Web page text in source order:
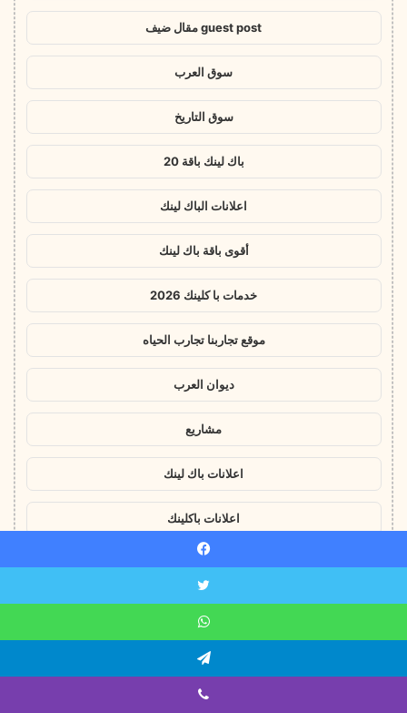
guest post مقال ضيف
سوق العرب
سوق التاريخ
باك لينك باقة 20
اعلانات الباك لينك
أقوى باقة باك لينك
خدمات با كلينك 2026
موقع تجاربنا تجارب الحياه
ديوان العرب
مشاريع
اعلانات باك لينك
اعلانات باكلينك
!
يلا شوت
yalla shoot
فيسبوك
تويتر
واتساب
تيلقرام